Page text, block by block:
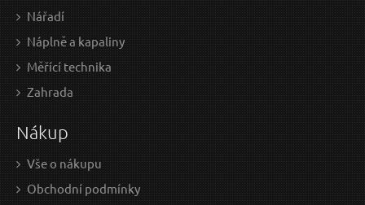
Nářadí
Náplně a kapaliny
Měřící technika
Zahrada
Nákup
Vše o nákupu
Obchodní podmínky